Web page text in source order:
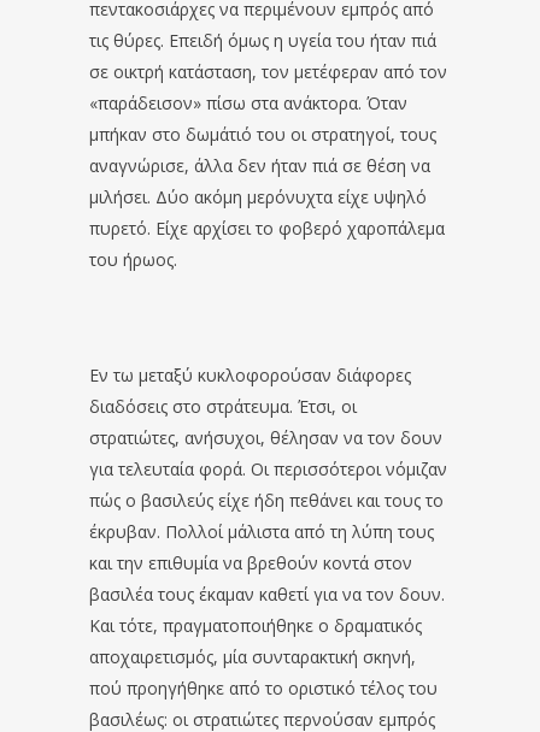
πεντακοσιάρχες να περιμένουν εμπρός από
τις θύρες. Επειδή όμως η υγεία του ήταν πιά
σε οικτρή κατάσταση, τον μετέφεραν από τον
«παράδεισον» πίσω στα ανάκτορα. Όταν
μπήκαν στο δωμάτιό του οι στρατηγοί, τους
αναγνώρισε, άλλα δεν ήταν πιά σε θέση να
μιλήσει. Δύο ακόμη μερόνυχτα είχε υψηλό
πυρετό. Είχε αρχίσει το φοβερό χαροπάλεμα
του ήρωος.
Εν τω μεταξύ κυκλοφορούσαν διάφορες
διαδόσεις στο στράτευμα. Έτσι, οι
στρατιώτες, ανήσυχοι, θέλησαν να τον δουν
για τελευταία φορά. Οι περισσότεροι νόμιζαν
πώς ο βασιλεύς είχε ήδη πεθάνει και τους το
έκρυβαν. Πολλοί μάλιστα από τη λύπη τους
και την επιθυμία να βρεθούν κοντά στον
βασιλέα τους έκαμαν καθετί για να τον δουν.
Και τότε, πραγματοποιήθηκε ο δραματικός
αποχαιρετισμός, μία συνταρακτική σκηνή,
πού προηγήθηκε από το οριστικό τέλος του
βασιλέως: οι στρατιώτες περνούσαν εμπρός